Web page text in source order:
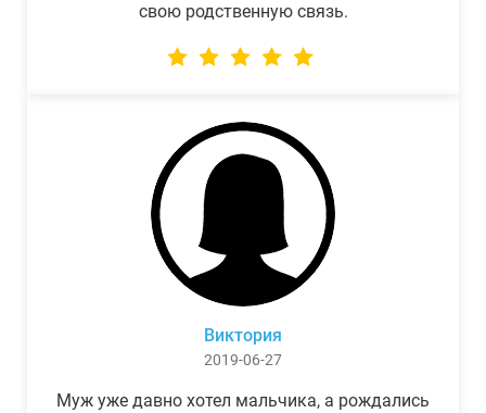
свою родственную связь.
Виктория
2019-06-27
Муж уже давно хотел мальчика, а рождались